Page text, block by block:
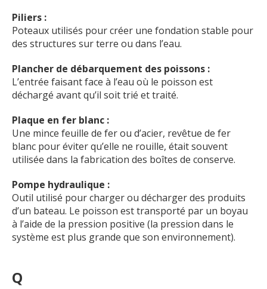
Piliers :
Poteaux utilisés pour créer une fondation stable pour
des structures sur terre ou dans l’eau.
Plancher de débarquement des poissons :
L’entrée faisant face à l’eau où le poisson est
déchargé avant qu’il soit trié et traité.
Plaque en fer blanc :
Une mince feuille de fer ou d’acier, revêtue de fer
blanc pour éviter qu’elle ne rouille, était souvent
utilisée dans la fabrication des boîtes de conserve.
Pompe hydraulique :
Outil utilisé pour charger ou décharger des produits
d’un bateau. Le poisson est transporté par un boyau
à l’aide de la pression positive (la pression dans le
système est plus grande que son environnement).
Q